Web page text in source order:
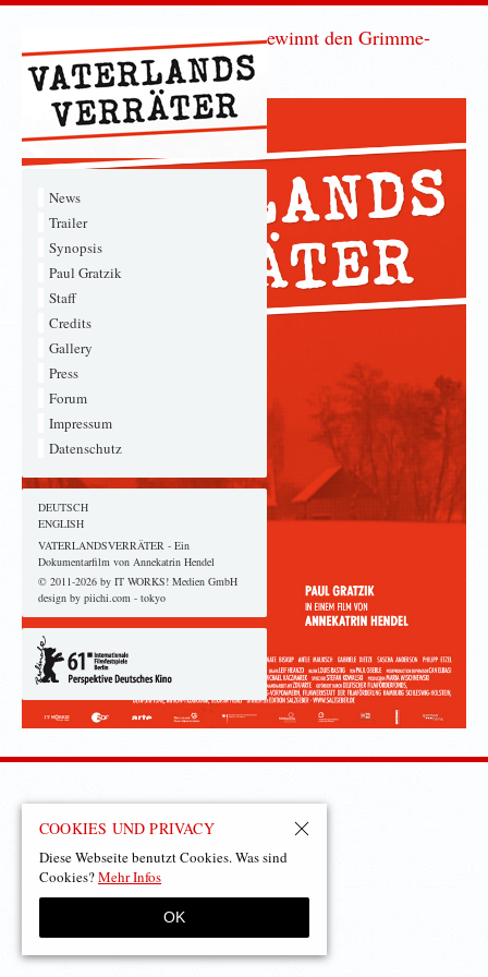
News
Trailer
Synopsis
Paul Gratzik
Staff
Credits
Gallery
Press
Forum
Impressum
Datenschutz
DEUTSCH
ENGLISH
VATERLANDSVERRÄTER - Ein
Dokumentarfilm von Annekatrin Hendel
© 2011-2026 by IT WORKS! Medien GmbH
design by piichi.com - tokyo
VATERLANDSVERRÄTER gewinnt den Grimme-
Preis 2013!
COOKIES UND PRIVACY
Diese Webseite benutzt Cookies. Was sind
Cookies?Mehr Infos
OK